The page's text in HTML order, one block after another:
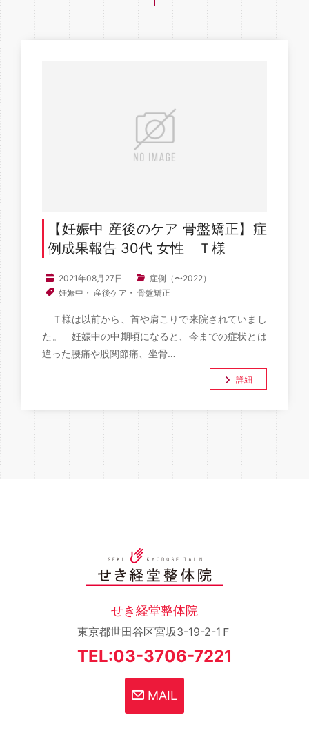
【妊娠中 産後のケア 骨盤矯正】症
例成果報告 30代 女性 Ｔ様
2021年08月27日
症例（〜2022）
妊娠中 ・ 産後ケア ・骨盤矯正
Ｔ様は以前から、首や肩こりで来院されていまし
た。 妊娠中の中期頃になると、今までの症状とは
違った腰痛や股関節痛、坐骨…
詳細
せき経堂整体院
東京都世田谷区宮坂3-19-2-1Ｆ
TEL:03-3706-7221
MAIL